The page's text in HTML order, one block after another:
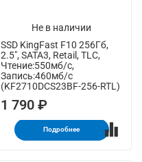
Не в наличии
SSD KingFast F10 256Гб,
2.5", SATA3, Retail, TLC,
Чтение:550мб/с,
Запись:460мб/с
(KF2710DCS23BF-256-RTL)
1 790 ₽
Подробнее